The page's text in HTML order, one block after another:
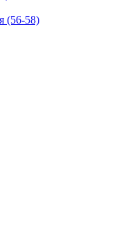
(56-58)